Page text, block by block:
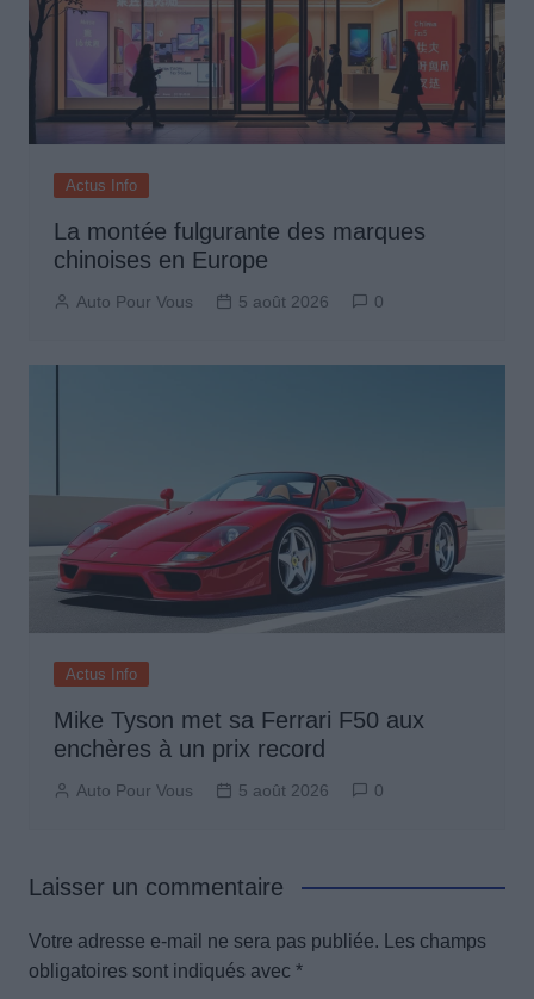
Actus Info
La montée fulgurante des marques
chinoises en Europe
Auto Pour Vous 5 août 2026 0
Actus Info
Mike Tyson met sa Ferrari F50 aux
enchères à un prix record
Auto Pour Vous 5 août 2026 0
Laisser un commentaire
Votre adresse e-mail ne sera pas publiée.
Les champs
obligatoires sont indiqués avec *